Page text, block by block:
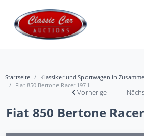
Startseite
Klassiker und Sportwagen in
Fiat 850 Bertone Racer 1971
Vorherige
Fiat 850 Bertone